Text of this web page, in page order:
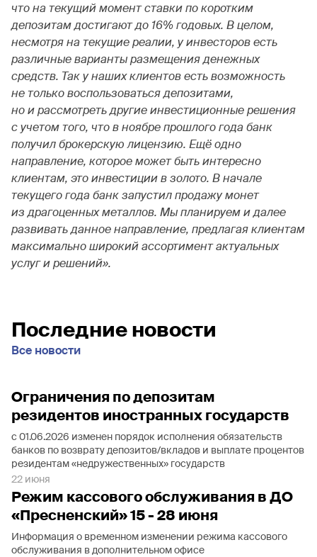
что на текущий момент ставки по коротким
депозитам достигают до 16% годовых. В целом,
несмотря на текущие реалии, у инвесторов есть
различные варианты размещения денежных
средств. Так у наших клиентов есть возможность
не только воспользоваться депозитами,
но и рассмотреть другие инвестиционные решения
с учетом того, что в ноябре прошлого года банк
получил брокерскую лицензию. Ещё одно
направление, которое может быть интересно
клиентам, это инвестиции в золото. В начале
текущего года банк запустил продажу монет
из драгоценных металлов. Мы планируем и далее
развивать данное направление, предлагая клиентам
максимально широкий ассортимент актуальных
услуг и решений».
Последние новости
Все новости
Ограничения по депозитам
резидентов иностранных государств
с 01.06.2026 изменен порядок исполнения обязательств
банков по возврату депозитов/вкладов и выплате процентов
резидентам «недружественных» государств
22 июня
Режим кассового обслуживания в ДО
«Пресненский» 15 - 28 июня
Информация о временном изменении режима кассового
обслуживания в дополнительном офисе